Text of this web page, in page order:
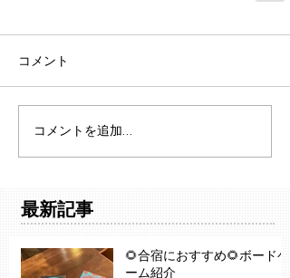
コメント
コメントを追加…
最新記事
🌻合宿におすすめ🌻ボードゲ
ーム紹介